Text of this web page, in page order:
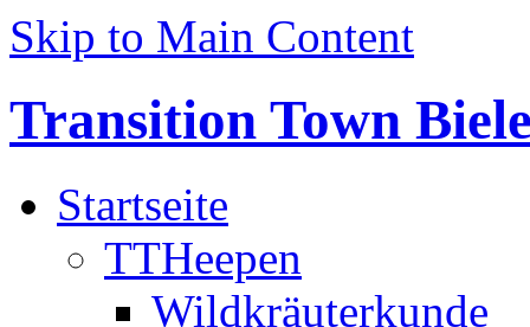
Skip to Main Content
Transition Town
Startseite
TTHeepen
Wildkräuterkunde